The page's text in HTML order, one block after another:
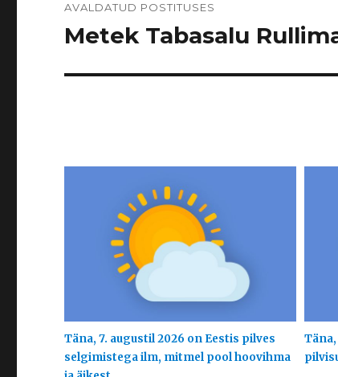
AVALDATUD POSTITUSES
Metek Tabasalu
Täna, 7. augustil 2026 on Eestis pilves
selgimistega ilm, mitmel pool hoovihma